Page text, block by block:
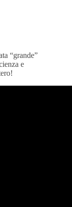
“grande”
e